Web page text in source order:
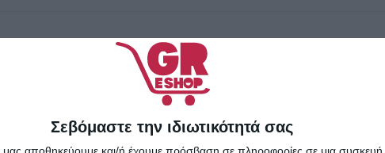
Σεβόμαστε την ιδιωτικότητά σας